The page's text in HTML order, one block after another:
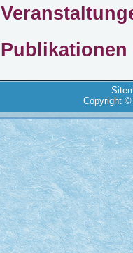
Publikationen
Copyright ©